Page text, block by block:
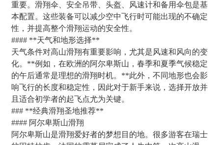
重要。滑翔伞、安全吊带、头盔、风速计和备用伞包是基
本配置。这些装备可以减少空中飞行时可能出现的不确定
性，并提高整个滑翔运动的安全性。
#### **天气和地形选择**
天气条件对高山滑翔有重要影响，尤其是风速和风向的变
化。**例如，在欧洲的阿尔卑斯山，春季和夏季气候稳定
的午后通常是理想的滑翔时机。**此外，不同地形也会影
响飞行的长度和稳定性，因此对于新手来说，选择开放并
且适合初学者的起飞点尤为关键。
### **经典滑翔圣地推荐**
#### 阿尔卑斯山滑翔
阿尔卑斯山是滑翔爱好者的梦想目的地。很多游客在瑞士